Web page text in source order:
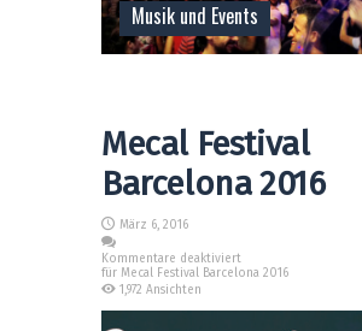
Musik und Events
Mecal Festival
Barcelona 2016
März 6, 2016
Kommentare deaktiviert
für Mecal Festival Barcelona 2016
1,972 Ansichten